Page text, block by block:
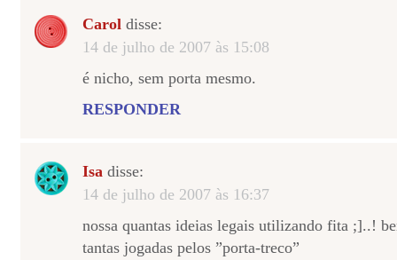
Carol disse:
14 de julho de 2007 às 15:08
é nicho, sem porta mesmo.
RESPONDER
Isa disse:
14 de julho de 2007 às 16:37
nossa quantas ideias legais utilizando fita ;]..!
tantas jogadas pelos ”porta-treco”